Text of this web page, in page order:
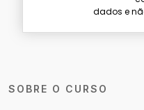
SOBRE O CURSO
dados e